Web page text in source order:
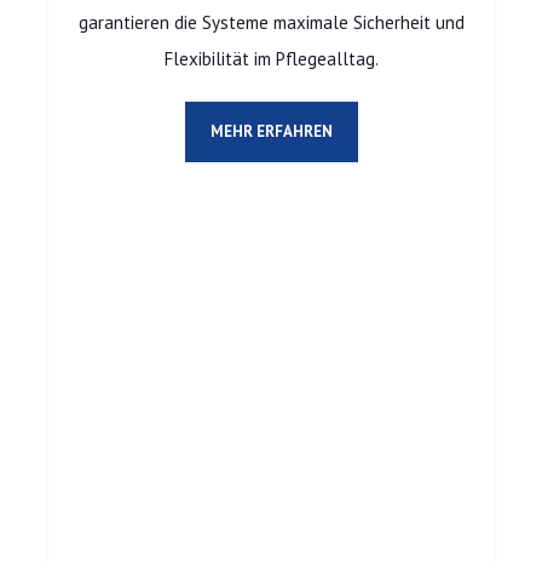
garantieren die Systeme maximale Sicherheit und
Flexibilität im Pflegealltag.
MEHR ERFAHREN